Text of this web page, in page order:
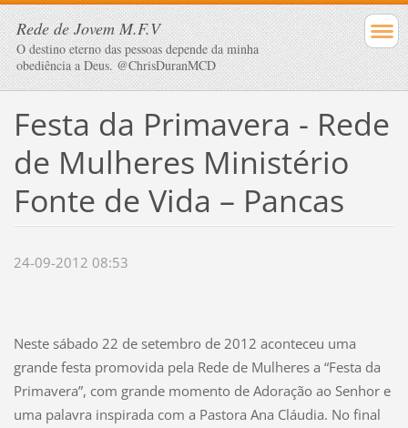
Rede de Jovem M.F.V
O destino eterno das pessoas depende da minha
obediência a Deus. @ChrisDuranMCD
Festa da Primavera - Rede
de Mulheres Ministério
Fonte de Vida – Pancas
24-09-2012 08:53
Neste sábado 22 de setembro de 2012 aconteceu uma
grande festa promovida pela Rede de Mulheres a “Festa da
Primavera”, com grande momento de Adoração ao Senhor e
uma palavra inspirada com a Pastora Ana Cláudia. No final